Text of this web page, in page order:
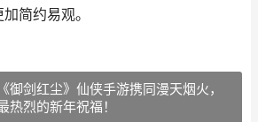
简约易观。
御剑红尘》仙侠手游携同漫天烟火，
热烈的新年祝福！